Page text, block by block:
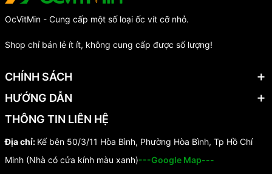
OcVitMin - Cung cấp một số loại ốc vít cỡ nhỏ.
Shop chỉ bán lẻ ít ít, không cung cấp được số lượng!
CHÍNH SÁCH
HƯỚNG DẪN
THÔNG TIN LIÊN HỆ
Địa chỉ: Kế bên 50/3/11 Hòa Bình, Phường Hòa Bình, Tp Hồ Chí
Minh (Nhà có cửa kính màu xanh)---Google Map---